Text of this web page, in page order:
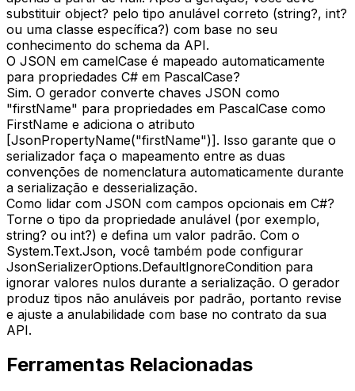
substituir object? pelo tipo anulável correto (string?, int?
ou uma classe específica?) com base no seu
conhecimento do schema da API.
O JSON em camelCase é mapeado automaticamente
para propriedades C# em PascalCase?
Sim. O gerador converte chaves JSON como
"firstName" para propriedades em PascalCase como
FirstName e adiciona o atributo
[JsonPropertyName("firstName")]. Isso garante que o
serializador faça o mapeamento entre as duas
convenções de nomenclatura automaticamente durante
a serialização e desserialização.
Como lidar com JSON com campos opcionais em C#?
Torne o tipo da propriedade anulável (por exemplo,
string? ou int?) e defina um valor padrão. Com o
System.Text.Json, você também pode configurar
JsonSerializerOptions.DefaultIgnoreCondition para
ignorar valores nulos durante a serialização. O gerador
produz tipos não anuláveis por padrão, portanto revise
e ajuste a anulabilidade com base no contrato da sua
API.
Ferramentas Relacionadas